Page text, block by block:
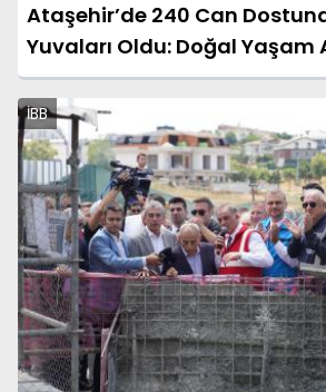
Ataşehir’de 240 Can
Yuvaları Oldu: Doğal Yaşam
Açıldı
İBB